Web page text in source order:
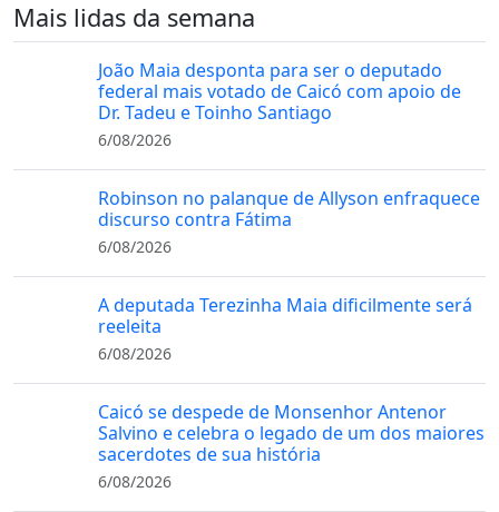
Mais lidas da semana
João Maia desponta para ser o deputado
federal mais votado de Caicó com apoio de
Dr. Tadeu e Toinho Santiago
6/08/2026
Robinson no palanque de Allyson enfraquece
discurso contra Fátima
6/08/2026
A deputada Terezinha Maia dificilmente será
reeleita
6/08/2026
Caicó se despede de Monsenhor Antenor
Salvino e celebra o legado de um dos maiores
sacerdotes de sua história
6/08/2026